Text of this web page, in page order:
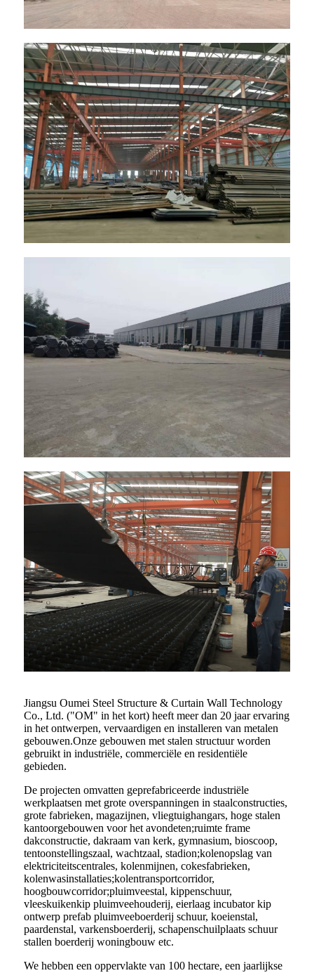
Jiangsu Oumei Steel Structure & Curtain Wall Technology
Co., Ltd. ("OM" in het kort) heeft meer dan 20 jaar ervaring
in het ontwerpen, vervaardigen en installeren van metalen
gebouwen.Onze gebouwen met stalen structuur worden
gebruikt in industriële, commerciële en residentiële
gebieden.
De projecten omvatten geprefabriceerde industriële
werkplaatsen met grote overspanningen in staalconstructies,
grote fabrieken, magazijnen, vliegtuighangars, hoge stalen
kantoorgebouwen voor het avondeten;ruimte frame
dakconstructie, dakraam van kerk, gymnasium, bioscoop,
tentoonstellingszaal, wachtzaal, stadion;kolenopslag van
elektriciteitscentrales, kolenmijnen, cokesfabrieken,
kolenwasinstallaties;kolentransportcorridor,
hoogbouwcorridor;pluimveestal, kippenschuur,
vleeskuikenkip pluimveehouderij, eierlaag incubator kip
ontwerp prefab pluimveeboerderij schuur, koeienstal,
paardenstal, varkensboerderij, schapenschuilplaats schuur
stallen boerderij woningbouw etc.
We hebben een oppervlakte van 100 hectare, een jaarlijkse